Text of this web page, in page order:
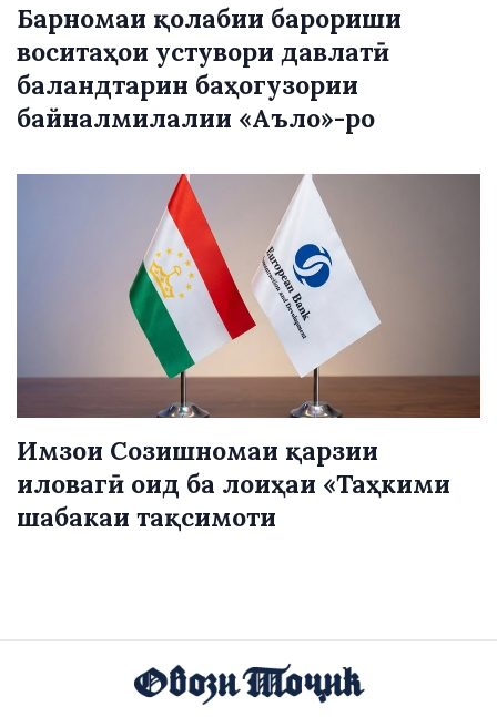
Барномаи қолабии барориши
воситаҳои устувори давлатӣ
баландтарин баҳогузории
байналмилалии «Аъло»-ро
Имзои Созишномаи қарзии
иловагӣ оид ба лоиҳаи «Таҳкими
шабакаи тақсимоти